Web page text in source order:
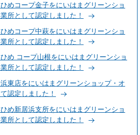
めコープ金子をにいはまグリーンショ
所として認定しました！
めコープ中萩をにいはまグリーンショ
所として認定しました！
め コープ山根をにいはまグリーンショ
所として認定しました！
東店をにいはまグリーンショップ・オ
認定しました！
め新居浜支所をにいはまグリーンショ
所として認定しました！